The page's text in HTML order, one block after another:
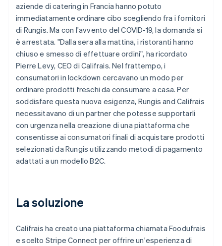
aziende di catering in Francia hanno potuto
immediatamente ordinare cibo scegliendo fra i fornitori
di Rungis. Ma con l'avvento del COVID-19, la domanda si
è arrestata. "Dalla sera alla mattina, i ristoranti hanno
chiuso e smesso di effettuare ordini", ha ricordato
Pierre Levy, CEO di Califrais. Nel frattempo, i
consumatori in lockdown cercavano un modo per
ordinare prodotti freschi da consumare a casa. Per
soddisfare questa nuova esigenza, Rungis and Califrais
necessitavano di un partner che potesse supportarli
con urgenza nella creazione di una piattaforma che
consentisse ai consumatori finali di acquistare prodotti
selezionati da Rungis utilizzando metodi di pagamento
adattati a un modello B2C.
La soluzione
Califrais ha creato una piattaforma chiamata Foodufrais
e scelto Stripe Connect per offrire un'esperienza di